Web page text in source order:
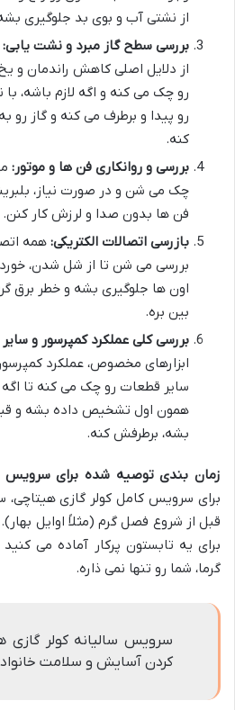
از نشتی آب و بوی بد جلوگیری
بررسی سطح گاز مبرد و نشت یابی:
از دلایل اصلی کاهش راندمان و
رو چک می کنه و اگه لازم باشه،
رو پیدا و برطرف می کنه و گاز رو
کنه.
بررسی و روانکاری فن ها و موتور:
چک می شن و در صورت نیاز،
فن ها بدون صدا و لرزش کار کنن.
بازرسی اتصالات الکتریکی: همه
بررسی می شن تا از شل شدن،
اون ها جلوگیری بشه و خطر برق
بین بره.
بررسی کلی عملکرد کمپرسور و
ابزارهای مخصوص، عملکرد
سایر قطعات رو چک می کنه تا
همون اول تشخیص داده بشه و قبل
بشه، برطرفش کنه.
زمان بندی توصیه شده برای سرویس
برای سرویس کامل کولر گازی هیتاچی،
قبل از شروع فصل گرم (مثلاً اوایل بهار).
برای یه تابستون پرکار آماده می
گرما، شما رو تنها نمی ذاره.
سرویس سالیانه کولر گازی
کردن آسایش و سلامت